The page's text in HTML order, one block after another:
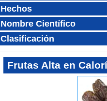
Hechos
Nombre Científico
Clasificación
Frutas Alta en